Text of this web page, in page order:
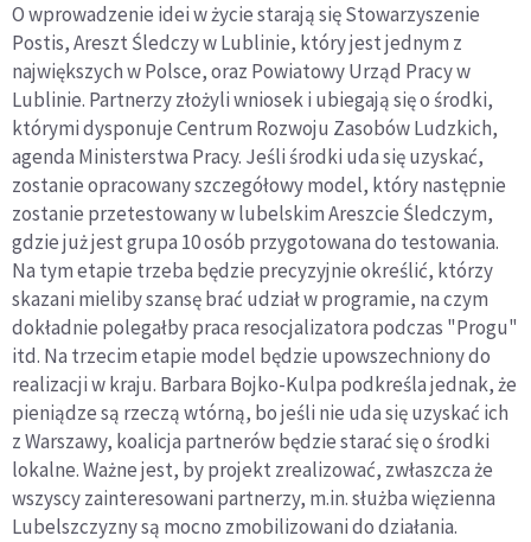
O wprowadzenie idei w życie starają się Stowarzyszenie
Postis, Areszt Śledczy w Lublinie, który jest jednym z
największych w Polsce, oraz Powiatowy Urząd Pracy w
Lublinie. Partnerzy złożyli wniosek i ubiegają się o środki,
którymi dysponuje Centrum Rozwoju Zasobów Ludzkich,
agenda Ministerstwa Pracy. Jeśli środki uda się uzyskać,
zostanie opracowany szczegółowy model, który następnie
zostanie przetestowany w lubelskim Areszcie Śledczym,
gdzie już jest grupa 10 osób przygotowana do testowania.
Na tym etapie trzeba będzie precyzyjnie określić, którzy
skazani mieliby szansę brać udział w programie, na czym
dokładnie polegałby praca resocjalizatora podczas "Progu"
itd. Na trzecim etapie model będzie upowszechniony do
realizacji w kraju. Barbara Bojko-Kulpa podkreśla jednak, że
pieniądze są rzeczą wtórną, bo jeśli nie uda się uzyskać ich
z Warszawy, koalicja partnerów będzie starać się o środki
lokalne. Ważne jest, by projekt zrealizować, zwłaszcza że
wszyscy zainteresowani partnerzy, m.in. służba więzienna
Lubelszczyzny są mocno zmobilizowani do działania.